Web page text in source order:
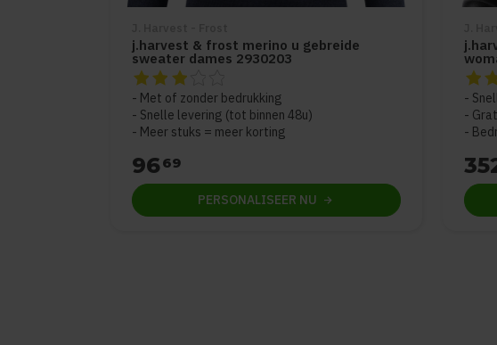
j.harvest & frost merino u gebreide
sweater dames 2930203
De beoordeling van dit product is
Met of zonder bedrukking
Snelle levering (tot binnen 48u)
Meer stuks = meer korting
9669
PERSONALISEER NU
De